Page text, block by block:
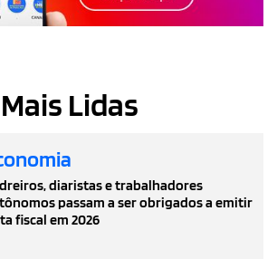
Lidas
diaristas e trabalhadores
passam a ser obrigados a emitir
fiscal em 2026